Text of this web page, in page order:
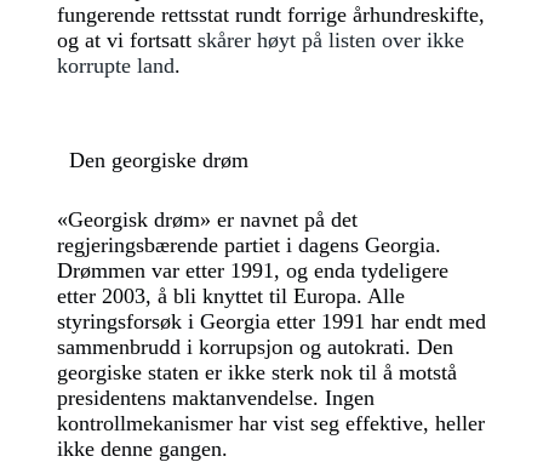
fungerende rettsstat rundt forrige århundreskifte,
og at vi fortsatt skårer høyt på listen over ikke
korrupte land.
Den georgiske drøm
«Georgisk drøm» er navnet på det
regjeringsbærende partiet i dagens Georgia.
Drømmen var etter 1991, og enda tydeligere
etter 2003, å bli knyttet til Europa. Alle
styringsforsøk i Georgia etter 1991 har endt med
sammenbrudd i korrupsjon og autokrati. Den
georgiske staten er ikke sterk nok til å motstå
presidentens maktanvendelse. Ingen
kontrollmekanismer har vist seg effektive, heller
ikke denne gangen.